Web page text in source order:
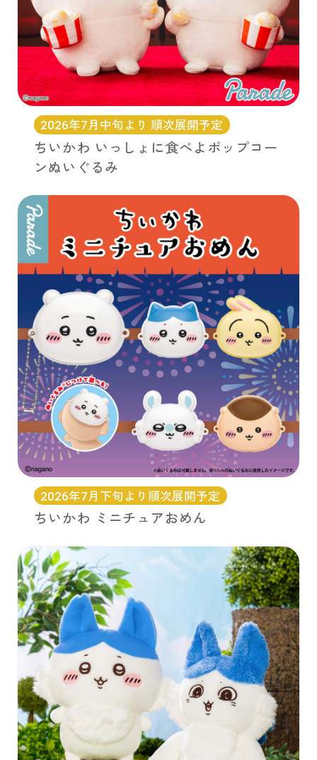
2026年7月中旬より 順次展開予定
ちいかわ いっしょに食べよポップコー
ンぬいぐるみ
2026年7月下旬より順次展開予定
ちいかわ ミニチュアおめん